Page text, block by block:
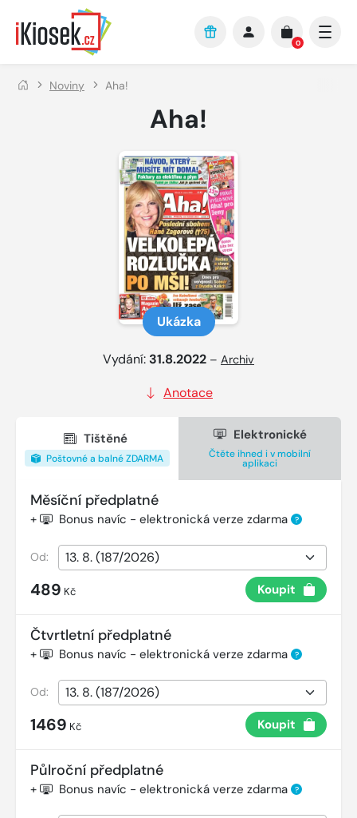
Přejít na hlavní obsah
0
Noviny Aha!
Aha!
Ukázka
Vydání: 31.8.2022 – Archiv
Anotace
Tištěné
Poštovné a balné ZDARMA
Elektronické
Čtěte ihned i v mobilní
aplikaci
Měsíční předplatné
+ Bonus navíc - elektronická verze zdarma ?
Od:
489 Kč Koupit
Čtvrtletní předplatné
+ Bonus navíc - elektronická verze zdarma ?
Od:
1469 Kč Koupit
Půlroční předplatné
+ Bonus navíc - elektronická verze zdarma ?